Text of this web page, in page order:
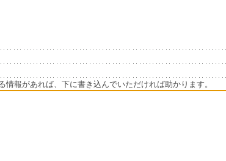
報があれば、下に書き込んでいただければ助かります。